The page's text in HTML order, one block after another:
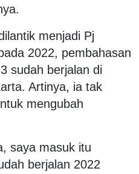
menjadi Pj
2022, pembahasan
sudah berjalan di
Artinya, ia tak
mengubah
saya masuk itu
berjalan 2022